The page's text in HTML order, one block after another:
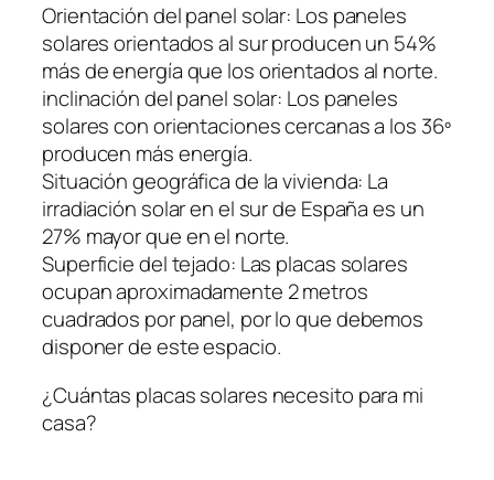
Orientación del panel solar: Los paneles
solares orientados al sur producen un 54%
más de energía que los orientados al norte.
inclinación del panel solar: Los paneles
solares con orientaciones cercanas a los 36º
producen más energía.
Situación geográfica de la vivienda: La
irradiación solar en el sur de España es un
27% mayor que en el norte.
Superficie del tejado: Las placas solares
ocupan aproximadamente 2 metros
cuadrados por panel, por lo que debemos
disponer de este espacio.
¿Cuántas placas solares necesito para mi
casa?